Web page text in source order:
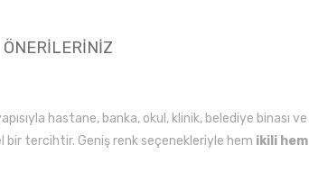
ÖNERİLERİNİZ
hastane, banka, okul, klinik, belediye binası
bir tercihtir. Geniş renk seçenekleriyle hem ikili